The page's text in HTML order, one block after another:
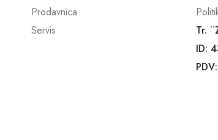
Prodavnica
Servis
Tr.
ID: